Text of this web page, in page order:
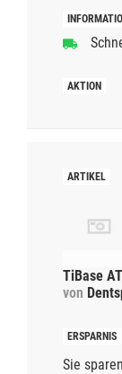
TiBase
von
Sie sparen